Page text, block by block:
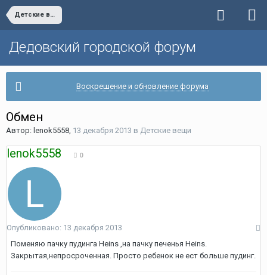
Детские вещи
Дедовский городской форум
Воскрешение и обновление форума
Обмен
Автор: lenok5558, 13 декабря 2013 в Детские вещи
lenok5558 0
Опубликовано: 13 декабря 2013
Поменяю пачку пудинга Heins ,на пачку печенья Heins.
Закрытая,непросроченная. Просто ребенок не ест больше пудинг.